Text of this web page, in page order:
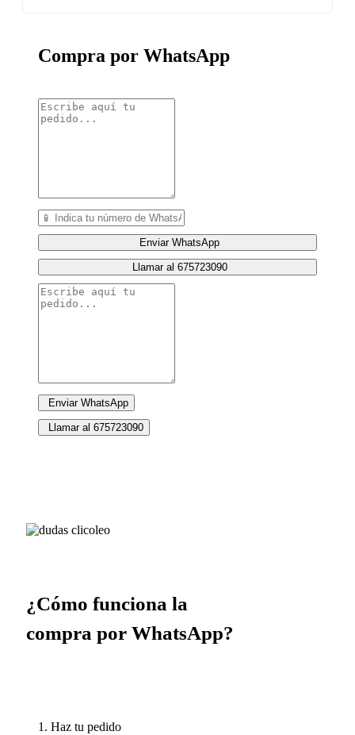
Compra por WhatsApp
Enviar WhatsApp
Llamar al 675723090
Enviar WhatsApp
Llamar al 675723090
¿Cómo funciona la
compra por WhatsApp?
1. Haz tu pedido